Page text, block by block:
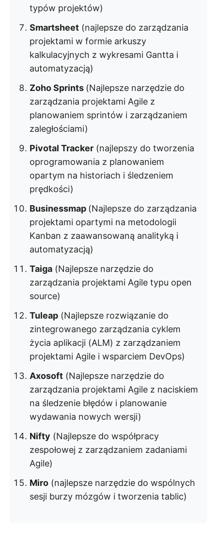
typów projektów)
Smartsheet (najlepsze do zarządzania
projektami w formie arkuszy
kalkulacyjnych z wykresami Gantta i
automatyzacją)
Zoho Sprints (Najlepsze narzędzie do
zarządzania projektami Agile z
planowaniem sprintów i zarządzaniem
zaległościami)
Pivotal Tracker (najlepszy do tworzenia
oprogramowania z planowaniem
opartym na historiach i śledzeniem
prędkości)
Businessmap (Najlepsze do zarządzania
projektami opartymi na metodologii
Kanban z zaawansowaną analityką i
automatyzacją)
Taiga (Najlepsze narzędzie do
zarządzania projektami Agile typu open
source)
Tuleap (Najlepsze rozwiązanie do
zintegrowanego zarządzania cyklem
życia aplikacji (ALM) z zarządzaniem
projektami Agile i wsparciem DevOps)
Axosoft (Najlepsze narzędzie do
zarządzania projektami Agile z naciskiem
na śledzenie błędów i planowanie
wydawania nowych wersji)
Nifty (Najlepsze do współpracy
zespołowej z zarządzaniem zadaniami
Agile)
Miro (najlepsze narzędzie do wspólnych
sesji burzy mózgów i tworzenia tablic)